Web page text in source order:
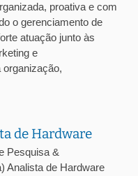
proativa e com
o gerenciamento de
atuação junto às
e
organização,
de Hardware
Pesquisa &
Analista de Hardware